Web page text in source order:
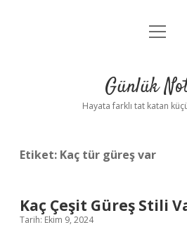
Anasayfa
Yasal Uyarı
menüyü
Günlük
Hayata farklı tat katan
Etiket: Kaç tür güreş var
Kaç Çeşit Güreş Stili
Tarih: Ekim 9, 2024